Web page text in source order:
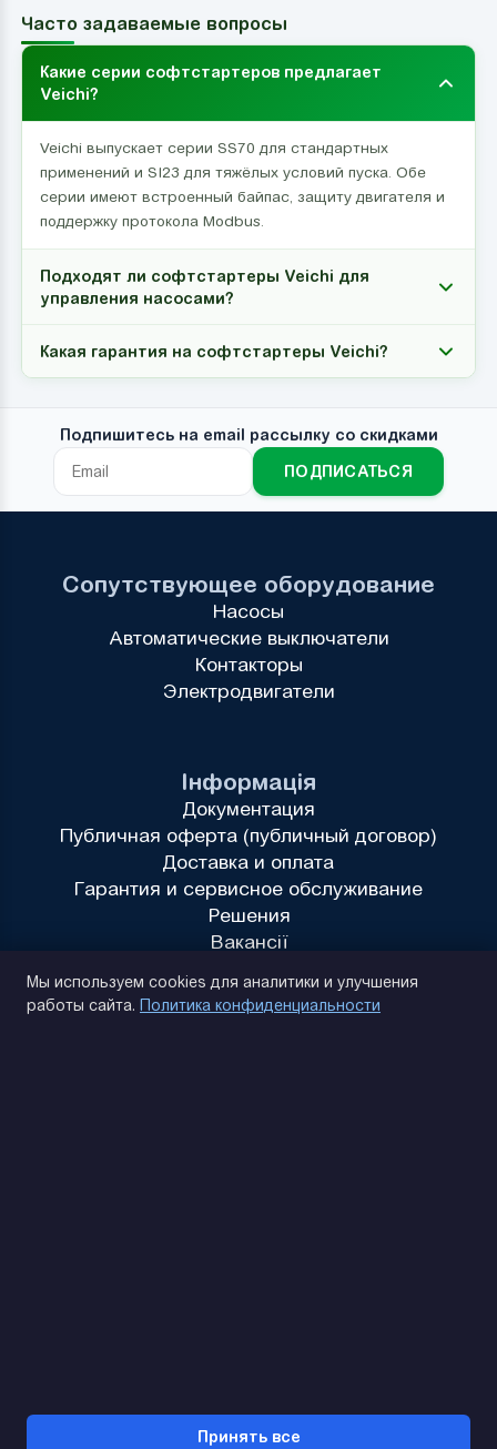
Часто задаваемые вопросы
Какие серии софтстартеров предлагает
Veichi?
Veichi выпускает серии SS70 для стандартных
применений и SI23 для тяжёлых условий пуска. Обе
серии имеют встроенный байпас, защиту двигателя и
поддержку протокола Modbus.
Подходят ли софтстартеры Veichi для
управления насосами?
Какая гарантия на софтстартеры Veichi?
Подпишитесь на email рассылку со скидками
ПОДПИСАТЬСЯ
Інформація
Документация
Публичная оферта (публичный договор)
Доставка и оплата
Гарантия и сервисное обслуживание
Решения
Вакансії
Сопутствующее оборудование
Насосы
Автоматические выключатели
Контакторы
Электродвигатели
Мы используем cookies для аналитики и улучшения
работы сайта. Политика конфиденциальности
Принять все